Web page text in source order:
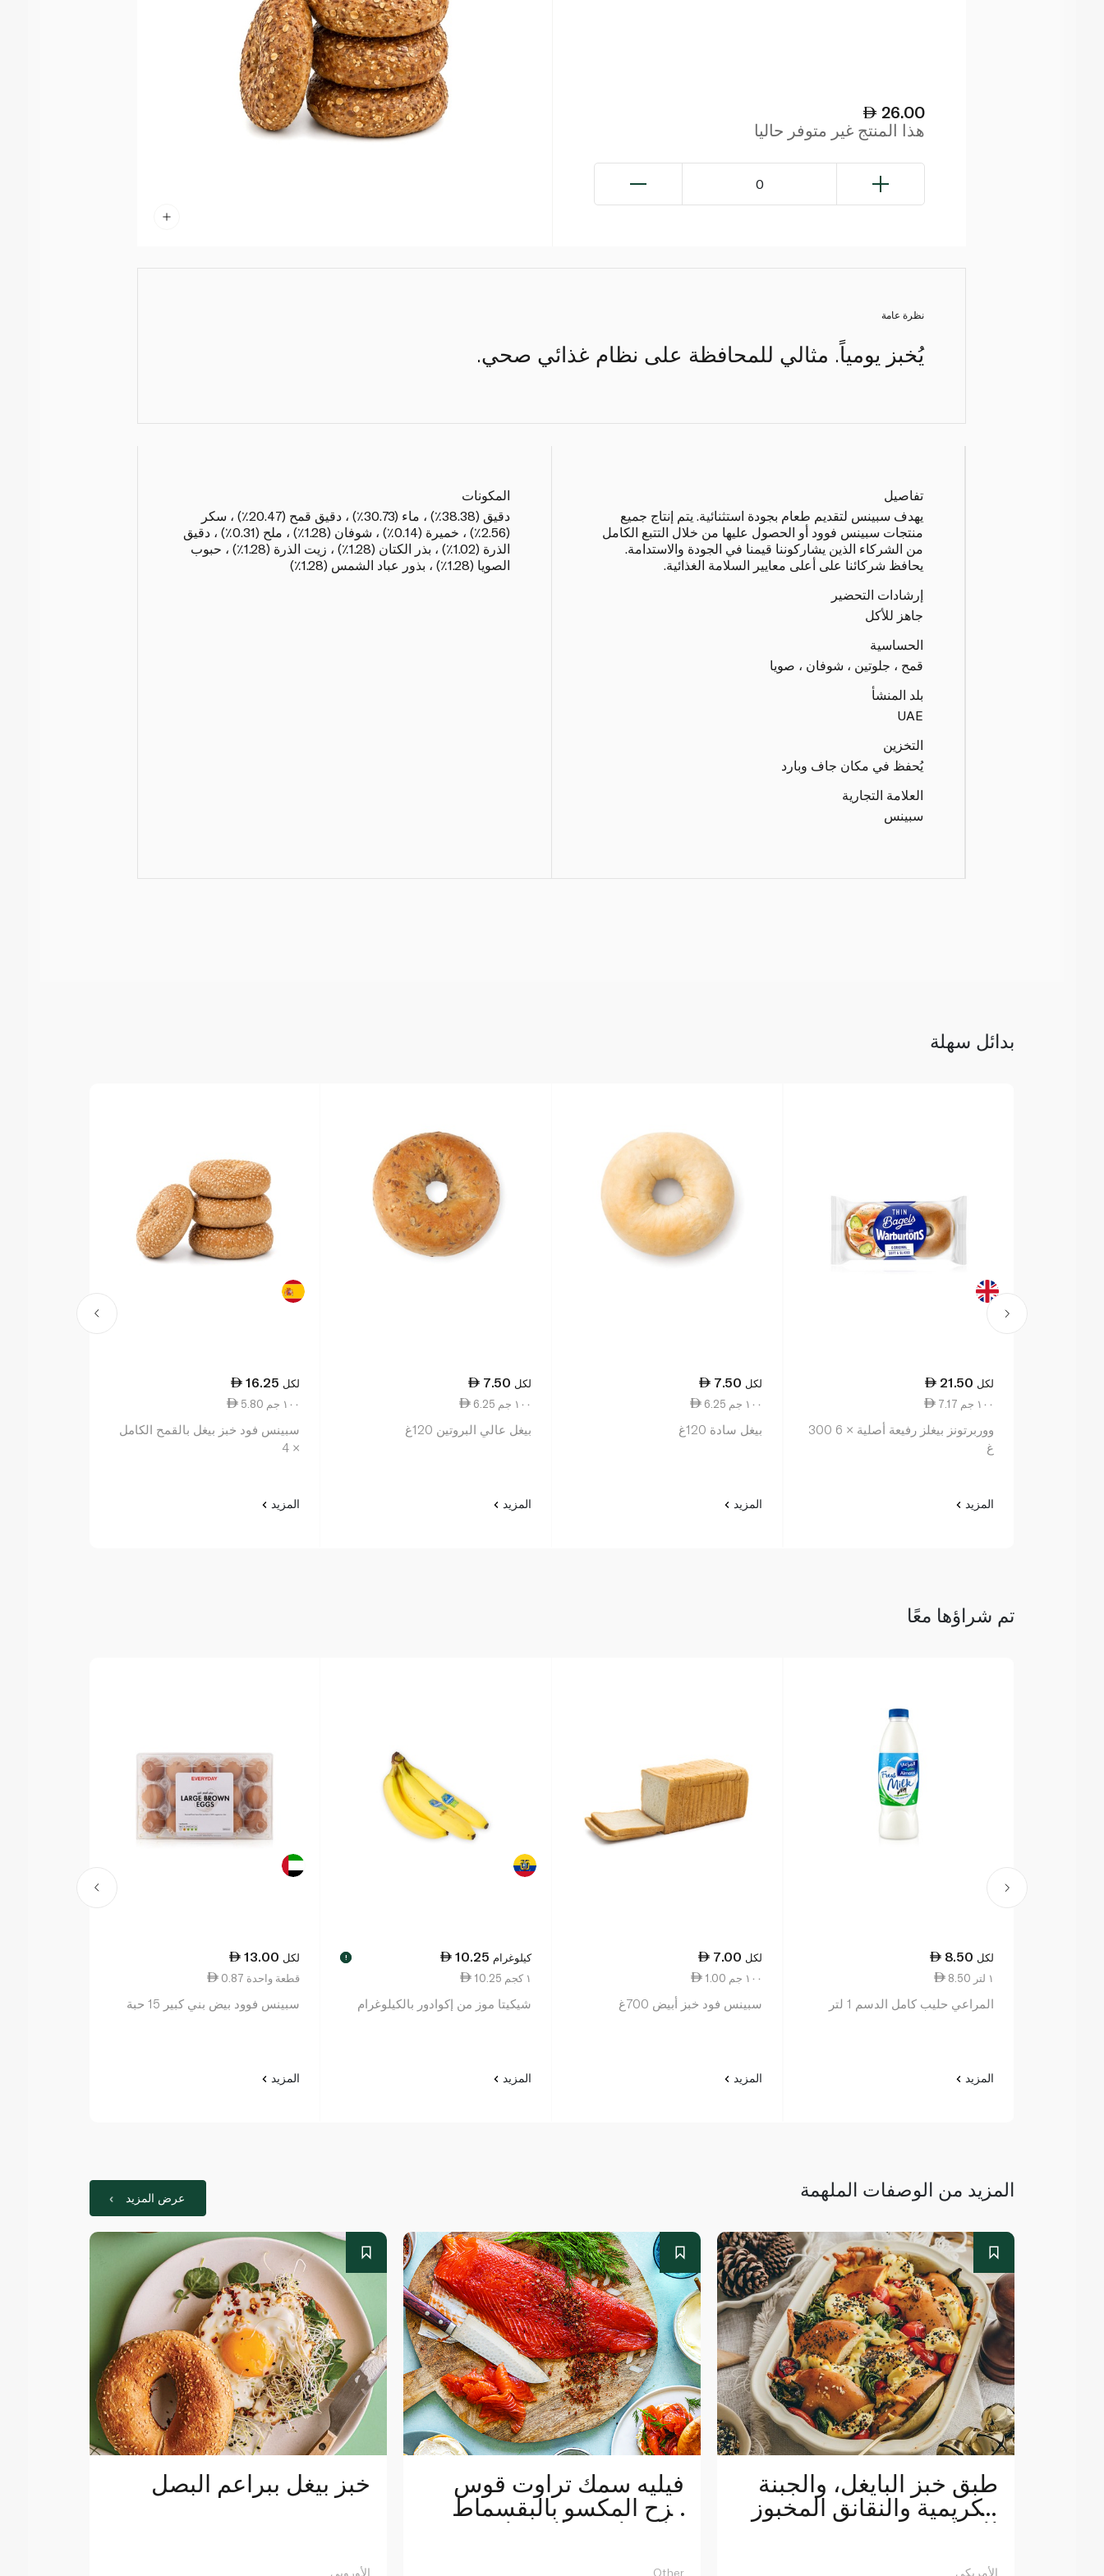
26.00
هذا المنتج غير متوفر حاليا
0
نظرة عامة
يُخبز يومياً. مثالي للمحافظة على نظام غذائي صحي.
تفاصيل
يهدف سبينس لتقديم طعام بجودة استثنائية. يتم إنتاج جميع
منتجات سبينس فوود أو الحصول عليها من خلال التتبع الكامل
من الشركاء الذين يشاركوننا قيمنا في الجودة والاستدامة.
يحافظ شركائنا على أعلى معايير السلامة الغذائية.
إرشادات التحضير
جاهز للأكل
الحساسية
قمح ، جلوتين ، شوفان ، صويا
بلد المنشأ
UAE
التخزين
يُحفظ في مكان جاف وبارد
العلامة التجارية
سبينس
المكونات
دقيق (38.38٪) ، ماء (30.73٪) ، دقيق قمح (20.47٪) ، سكر
(2.56٪) ، خميرة (0.14٪) ، شوفان (1.28٪) ، ملح (0.31٪) ، دقيق
الذرة (1.02٪) ، بذر الكتان (1.28٪) ، زيت الذرة (1.28٪) ، حبوب
الصويا (1.28٪) ، بذور عباد الشمس (1.28٪)
بدائل سهلة
21.50 لكل
7.17 ١٠٠ جم
ووربرتونز بيغلز رفيعة أصلية × 6 300
غ
المزيد
7.50 لكل
6.25 ١٠٠ جم
بيغل سادة 120غ
المزيد
7.50 لكل
6.25 ١٠٠ جم
بيغل عالي البروتين 120غ
المزيد
16.25 لكل
5.80 ١٠٠ جم
سبينس فود خبز بيغل بالقمح الكامل
× 4
المزيد
تم شراؤها معًا
8.50 لكل
8.50 ١ لتر
المراعي حليب كامل الدسم 1 لتر
المزيد
7.00 لكل
1.00 ١٠٠ جم
سبينس فود خبز أبيض 700غ
المزيد
10.25 كيلوغرام !
10.25 ١ كجم
شيكيتا موز من إكوادور بالكيلوغرام
المزيد
13.00 لكل
0.87 قطعة واحدة
سبينس فوود بيض بني كبير 15 حبة
المزيد
المزيد من الوصفات الملهمة عرض المزيد
خبز بيغل ببراعم البصل
الأوروبي
فيليه سمك تراوت قوس
قزح المكسو بالبقسماط
على طريقة البسطرمة في
Other
طبق خبز البايغل، والجبنة
الكريمية والنقانق المخبوز
للفطور
الأمريكي